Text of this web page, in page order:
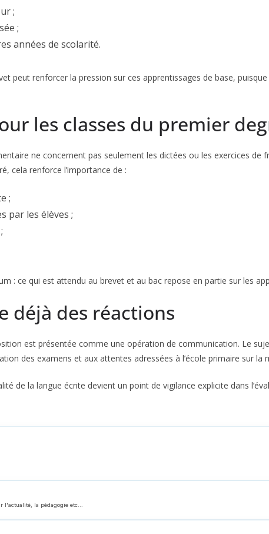
;
;
années de scolarité.
peut renforcer la pression sur ces apprentissages de base,
les classes du premier
ne concernent pas seulement les dictées ou les exercices de
cela renforce l’importance de :
;
par les élèves ;
: ce qui est attendu au brevet et au bac repose en partie sur les
déjà des réactions
est présentée comme une opération de communication. Le
des examens et aux attentes adressées à l’école primaire sur la
de la langue écrite devient un point de vigilance explicite dans
l'actualité, la pédagogie etc...